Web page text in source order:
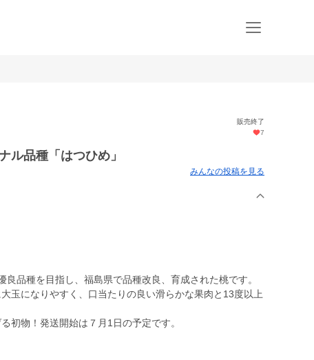
販売終了
7
ル品種「はつひめ」
みんなの投稿を見る
良品種を目指し、福島県で品種改良、育成された桃です。
玉になりやすく、口当たりの良い滑らかな果肉と13度以上
初物！発送開始は７月1日の予定です。